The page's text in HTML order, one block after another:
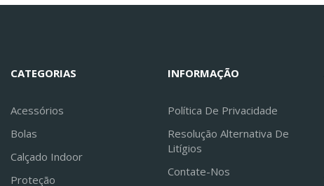
CATEGORIAS
Acessórios
Bolas
Calçado Indoor
Proteção
INFORMAÇÃO
Política De Privacidade
Resolução Alternativa De
Litígios
Contate-Nos